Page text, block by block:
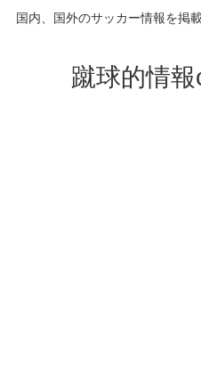
国内、国外のサッカー情報を掲
蹴球的情報